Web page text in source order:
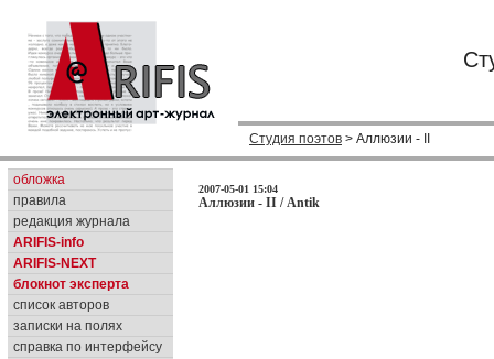
Студия поэтов > Аллюзии - II
обложка
правила
редакция журнала
ARIFIS-info
ARIFIS-NEXT
блокнот эксперта
список авторов
записки на полях
справка по интерфейсу
2007-05-01 15:04
Аллюзии - II / Antik